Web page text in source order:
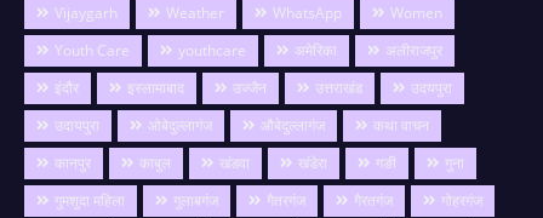
Vijaygarh
Weather WhatsApp
Women
Youth Care
youthcare अमेरिका
अलीराजपुर
इंदौर
इस्लामाबाद उज्जैन उत्तराखंड
उदयपुरा
उदायपुरा
ओबेदुल्लागंज औबेदुल्लागंज
कथा वाचन
कानपुर
काबुल खंडवा खंडेरा गङी
गुना
गुमशुदा महिला
गुलाबगंज गैतरगंज गैरतगंज
गोहरगंज